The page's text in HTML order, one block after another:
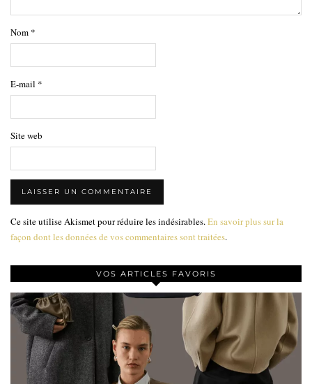
Nom *
E-mail *
Site web
Ce site utilise Akismet pour réduire les indésirables. En savoir plus sur la
façon dont les données de vos commentaires sont traitées.
VOS ARTICLES FAVORIS